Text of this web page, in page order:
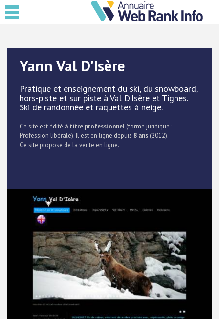
Yann Val D'Isère
Pratique et enseignement du ski, du snowboard,
hors-piste et sur piste à Val D'Isère et Tignes.
Ski de randonnée et raquettes à neige.
Ce site est édité à titre professionnel (forme juridique :
Profession libérale). Il est en ligne depuis 8 ans (2012).
Ce site propose de la vente en ligne.